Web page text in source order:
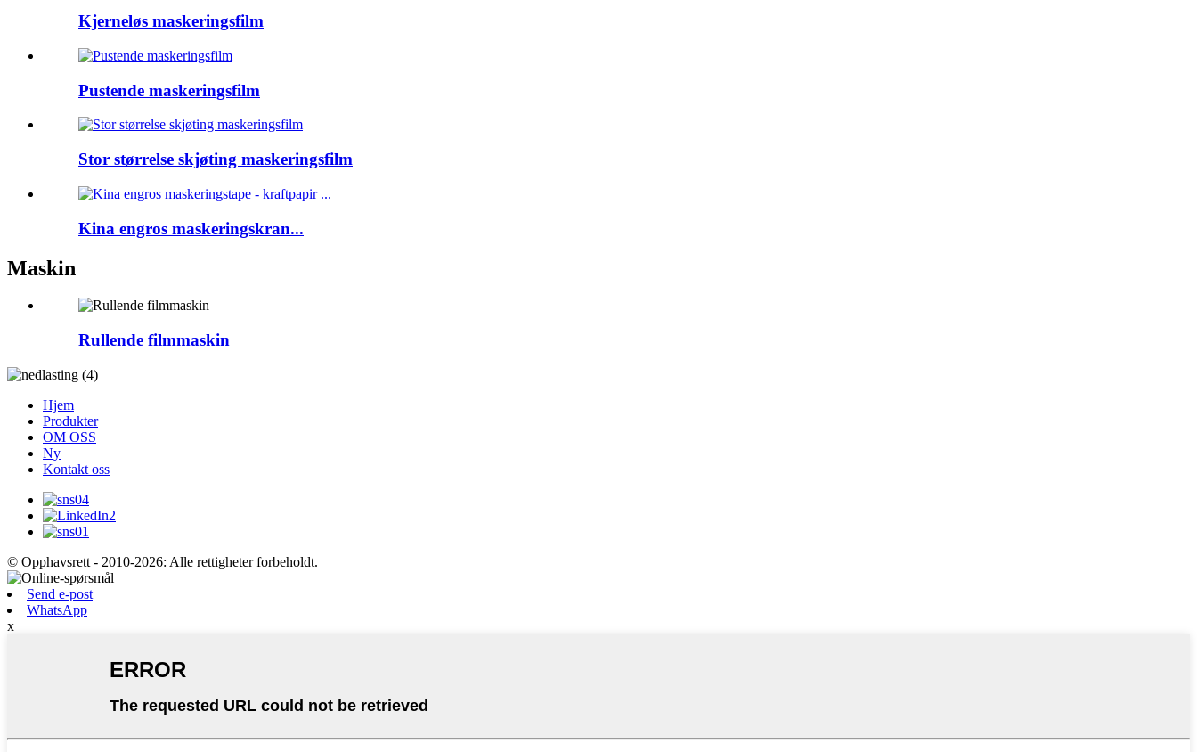
Kjerneløs maskeringsfilm
Pustende maskeringsfilm
Stor størrelse skjøting maskeringsfilm
Kina engros maskeringskran...
Maskin
Rullende filmmaskin
Hjem
Produkter
OM OSS
Ny
Kontakt oss
© Opphavsrett - 2010-2026: Alle rettigheter forbeholdt.
Send e-post
WhatsApp
x